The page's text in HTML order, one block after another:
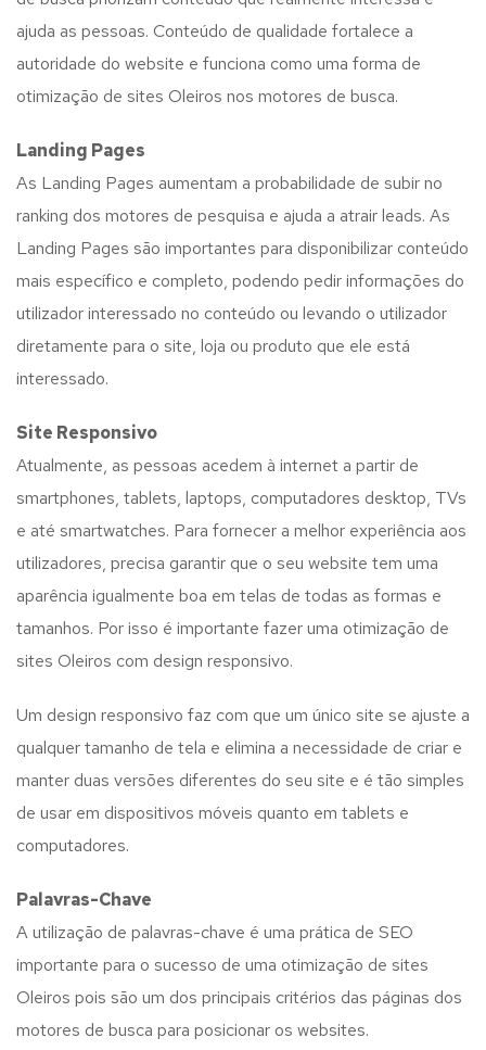
ajuda as pessoas. Conteúdo de qualidade fortalece a
autoridade do website e funciona como uma forma de
otimização de sites Oleiros nos motores de busca.
Landing Pages
As Landing Pages aumentam a probabilidade de subir no
ranking dos motores de pesquisa e ajuda a atrair leads. As
Landing Pages são importantes para disponibilizar conteúdo
mais específico e completo, podendo pedir informações do
utilizador interessado no conteúdo ou levando o utilizador
diretamente para o site, loja ou produto que ele está
interessado.
Site Responsivo
Atualmente, as pessoas acedem à internet a partir de
smartphones, tablets, laptops, computadores desktop, TVs
e até smartwatches. Para fornecer a melhor experiência aos
utilizadores, precisa garantir que o seu website tem uma
aparência igualmente boa em telas de todas as formas e
tamanhos. Por isso é importante fazer uma otimização de
sites Oleiros com design responsivo.
Um design responsivo faz com que um único site se ajuste a
qualquer tamanho de tela e elimina a necessidade de criar e
manter duas versões diferentes do seu site e é tão simples
de usar em dispositivos móveis quanto em tablets e
computadores.
Palavras-Chave
A utilização de palavras-chave é uma prática de SEO
importante para o sucesso de uma otimização de sites
Oleiros pois são um dos principais critérios das páginas dos
motores de busca para posicionar os websites.